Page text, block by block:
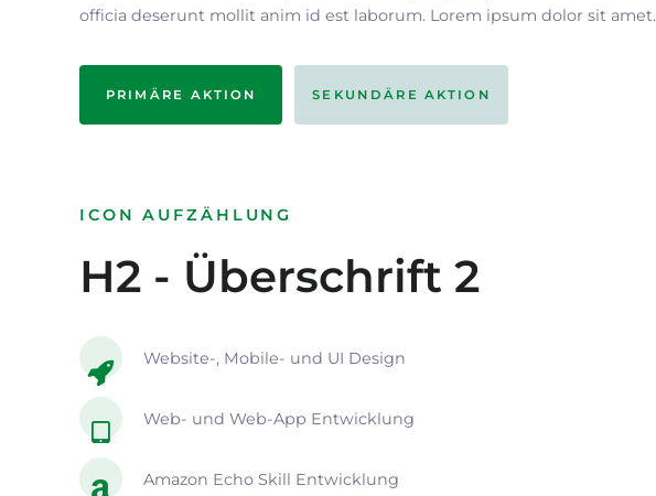
officia deserunt mollit anim id est laborum. Lorem ipsum dolor sit amet.
PRIMÄRE AKTION SEKUNDÄRE AKTION
ICON AUFZÄHLUNG
H2 - Überschrift 2
Website-, Mobile- und UI Design
Web- und Web-App Entwicklung
Amazon Echo Skill Entwicklung